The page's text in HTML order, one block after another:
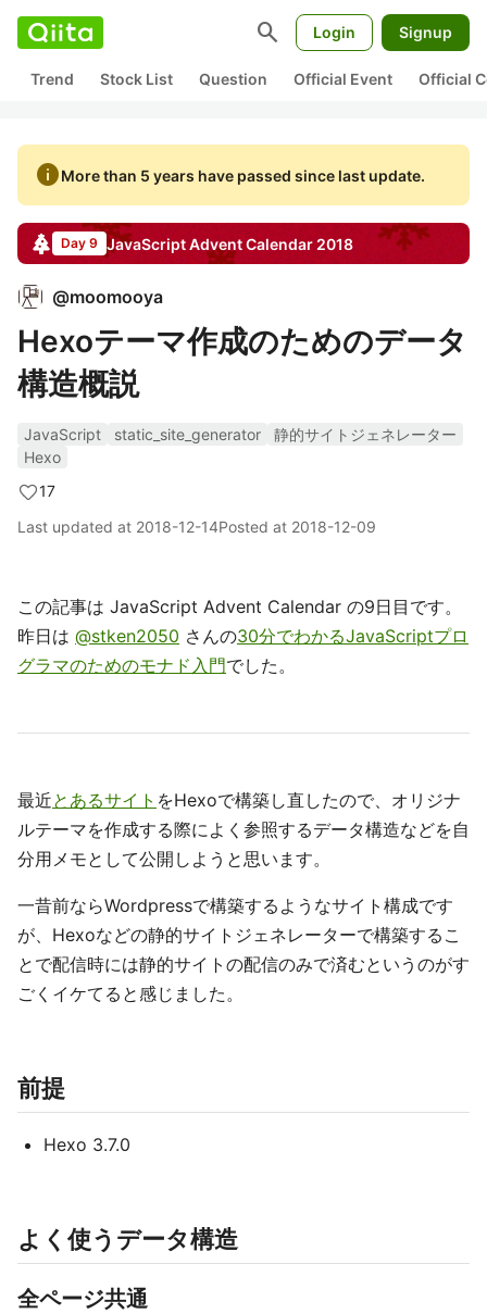
search Login Signup
Trend Stock List Question Official Event Official
infoMore than 5 years have passed since last update.
Day 9 JavaScriptAdvent Calendar 2018
@moomooya
Hexoテーマ作成のためのデータ
構造概説
JavaScript static_site_generator
静的サイトジェネレーター
Hexo
17
Last updated at 2018-12-14Posted at 2018-12-09
この記事は JavaScript Advent Calendar の9日目です。
昨日は @stken2050 さんの30分でわかるJavaScriptプロ
グラマのためのモナド入門でした。
最近とあるサイト をHexoで構築し直したので、オリジナ
ルテーマを作成する際によく参照するデータ構造などを自
分用メモとして公開しようと思います。
一昔前ならWordpressで構築するようなサイト構成です
が、Hexoなどの静的サイトジェネレーターで構築するこ
とで配信時には静的サイトの配信のみで済むというのがす
ごくイケてると感じました。
前提
Hexo 3.7.0
よく使うデータ構造
全ページ共通